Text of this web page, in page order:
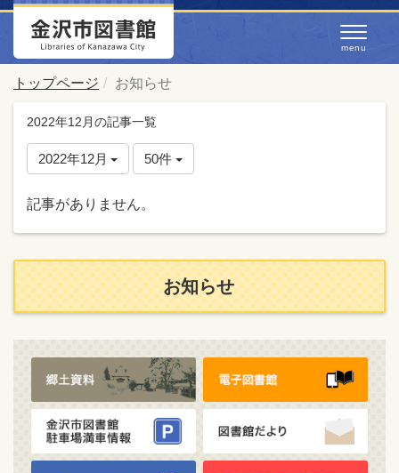
トップページ お知らせ
2022年12月の記事一覧
2022年12月 50件
記事がありません。
お知らせ